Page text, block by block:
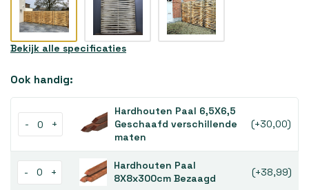
Bekijk alle specificaties
Ook handig:
- +
Hardhouten Paal 6,5X6,5
Geschaafd verschillende
maten
(+30,00)
- +
Hardhouten Paal
8X8x300cm Bezaagd
(+38,99)